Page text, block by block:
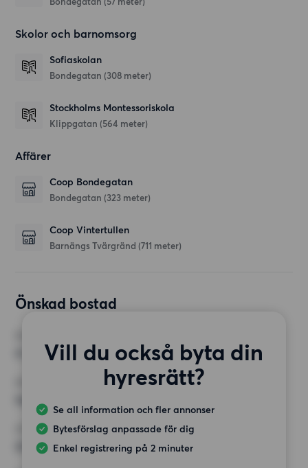
Skolor och barnomsorg
Sofiaskolan
Bondegatan (308 meter)
Stockholms Montessoriskola
Klippgatan (564 meter)
Affärer
Coop Bondegatan
Bondegatan (323 meter)
Coop Vintertullen
Barnängs Tvärgränd (711 meter)
Önskad bostad
Vill du också byta din
hyresrätt?
Se all information och fler annonser
Bytesförslag anpassade för dig
Enkel registrering på 2 minuter
MINST ANTAL KVADRATMETER
HÖGSTA HYRA
22 000 kr